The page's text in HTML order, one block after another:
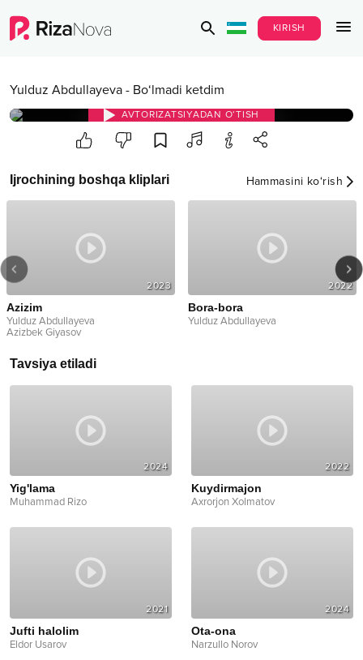
KIRISH
Yulduz Abdullayeva - Bo‘lmadi ketdim
AVTORIZATSIYADAN O‘TISH
Ijrochining boshqa kliplari Hammasini ko‘rish
2023
Azizim
Yulduz Abdullayeva
Azizbek Giyasov
2022
Bora-bora
Yulduz Abdullayeva
Tavsiya etiladi
2024
Yig'lama
Muhammad Rizo
2022
Kuydirmajon
Axrorjon Xolmatov
2021
Jufti halolim
Eldor Usarov
2024
Ota-ona
Narzullo Norov